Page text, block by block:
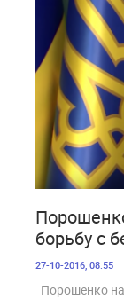
борьбу с
27-10-2016, 08:55
Порошенко